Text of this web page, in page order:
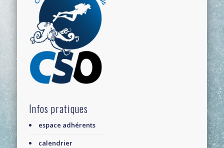
Infos pratiques
espace adhérents
calendrier